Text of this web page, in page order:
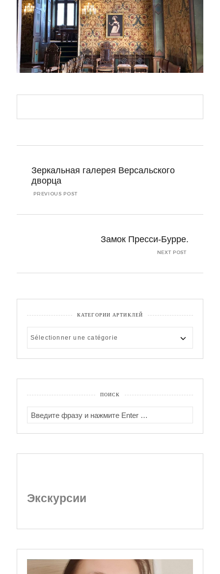
l’article
Зеркальная галерея Версальского
дворца
PREVIOUS POST
Замок Пресси-Бурре.
NEXT POST
КАТЕГОРИИ АРТИКЛЕЙ
АРТИКЛЕЙ
ПОИСК
FOR:
Экскурсии